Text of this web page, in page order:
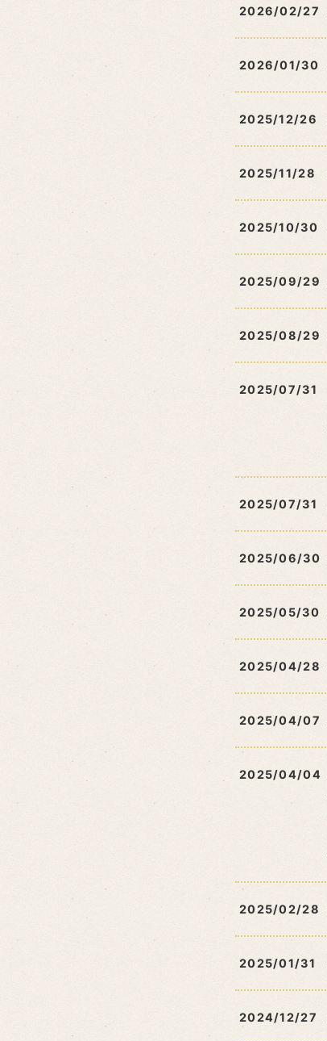
2026/02/27
2026/01/30
2025/12/26
2025/11/28
2025/10/30
2025/09/29
2025/08/29
2025/07/31
2025/07/31
2025/06/30
2025/05/30
2025/04/28
2025/04/07
2025/04/04
2025/02/28
2025/01/31
2024/12/27